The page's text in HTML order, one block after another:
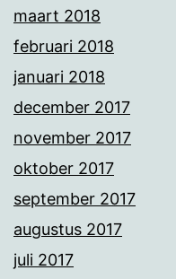
maart 2018
februari 2018
januari 2018
december 2017
november 2017
oktober 2017
september 2017
augustus 2017
juli 2017